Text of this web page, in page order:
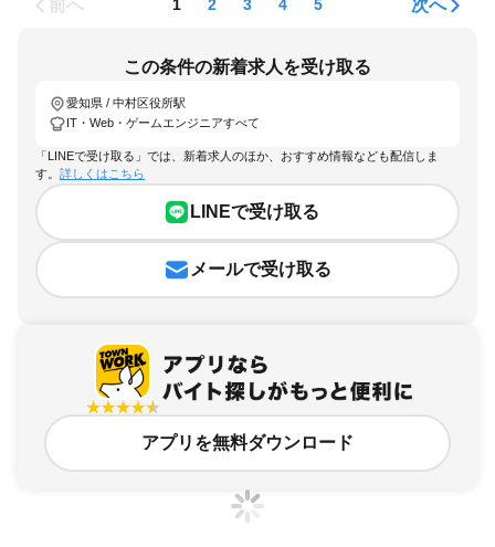
前へ 1 2 3 4 5 次へ
この条件の新着求人を受け取る
愛知県 / 中村区役所駅
IT・Web・ゲームエンジニアすべて
「LINEで受け取る」では、新着求人のほか、おすすめ情報なども配信しま
す。 詳しくはこちら
LINEで受け取る
メールで受け取る
アプリを無料ダウンロード